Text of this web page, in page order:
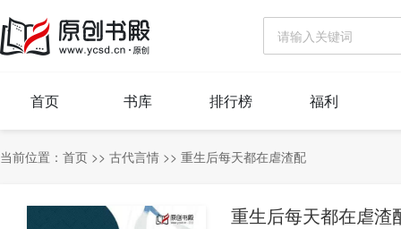
首页 书库 排行榜 福利
当前位置： 首页 >> 古代言情 >> 重生后每天都在虐渣配
重生后每天都在虐渣